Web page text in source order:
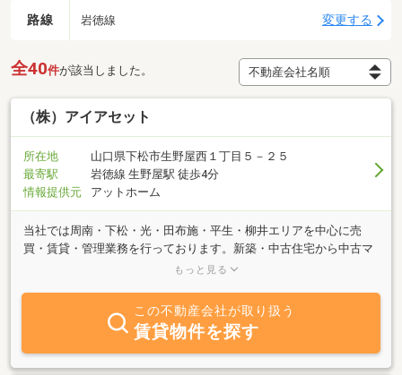
路線 岩徳線 変更する
全40件が該当しました。
（株）アイアセット
所在地
山口県下松市生野屋西１丁目５－２５
最寄駅
岩徳線 生野屋駅 徒歩4分
情報提供元
アットホーム
当社では周南・下松・光・田布施・平生・柳井エリアを中心に売
買・賃貸・管理業務を行っております。新築・中古住宅から中古マ
ンション、住宅用地・事業用物件まで、あらゆるネットワークか
の売却・買替え・相続に関する事も、不動産売買・仲介取引き経験
豊富なスタッフがお客様のサポートをいたします。住宅ローンや税
金に関することもお気軽にご相談ください。お部屋のリフォーム等
のご相談も承りますので、物件購入後のお部屋の改装等のご相談も
もっと見る
この不動産会社が取り扱う
賃貸物件を探す